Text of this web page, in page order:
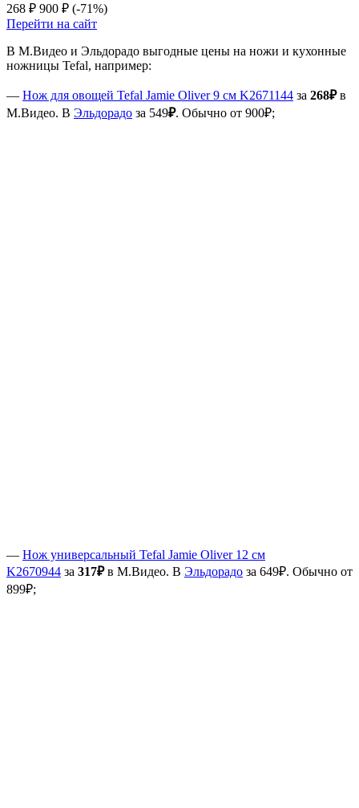
268 ₽ 900 ₽ (-71%)
Перейти на сайт
В М.Видео и Эльдорадо выгодные цены на ножи и кухонные
ножницы Tefal, например:
— Нож для овощей Tefal Jamie Oliver 9 см K2671144 за 268₽в
М.Видео. В Эльдорадо за 549₽. Обычно от 900₽;
— Нож универсальный Tefal Jamie Oliver 12 см
K2670944 за 317₽в М.Видео. В Эльдорадо за 649₽. Обычно от
899₽;